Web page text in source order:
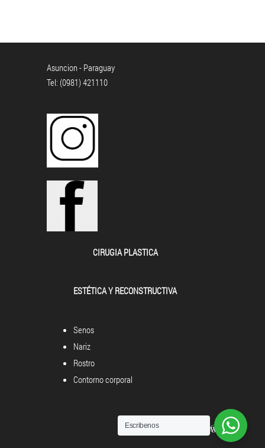
Asuncion - Paraguay
Tel: (0981) 421110
CIRUGIA PLASTICA
ESTÉTICA Y RECONSTRUCTIVA
Senos
Nariz
Rostro
Contorno corporal
Escribenos